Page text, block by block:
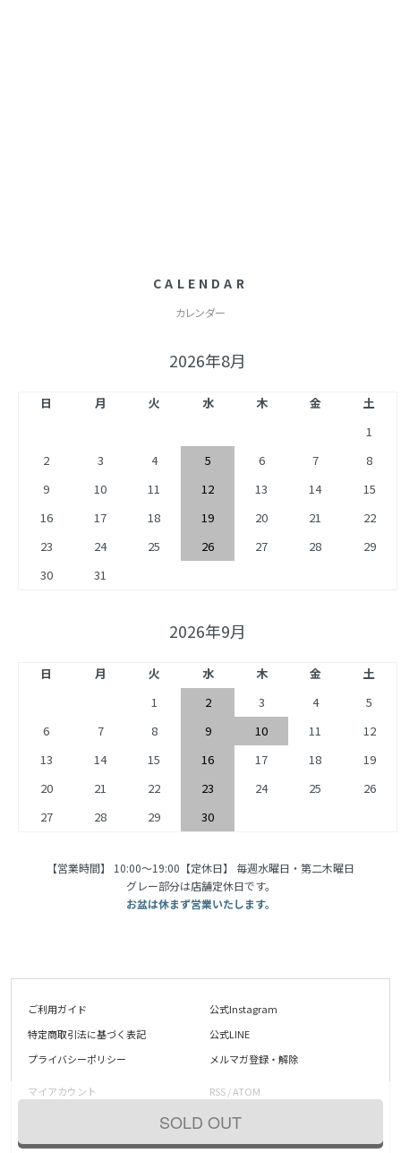
SOLD OUT
CALENDAR
カレンダー
2026年8月
日 月 火 水 木 金
土
1
2
3 4 5 6 7
8
9
10 11 12 13 14
15
16
17 18 19 20 21
22
23
24 25 26 27 28
29
30
31
2026年9月
日 月 火 水 木 金
土
1
2 3 4
5
6
7 8 9 10 11
12
13
14 15 16 17 18
19
20
21 22 23 24 25
26
27
28 29 30
【営業時間】 10:00〜19:00【定休日】 毎週水曜日・第二木曜日
グレー部分は店舗定休日です。
お盆は休まず営業いたします。
ご利用ガイド
特定商取引法に基づく表記
プライバシーポリシー
公式Instagram
公式LINE
メルマガ登録・解除
マイアカウント
お問い合わせ
RSS/ATOM
shop@blueparrot.jp